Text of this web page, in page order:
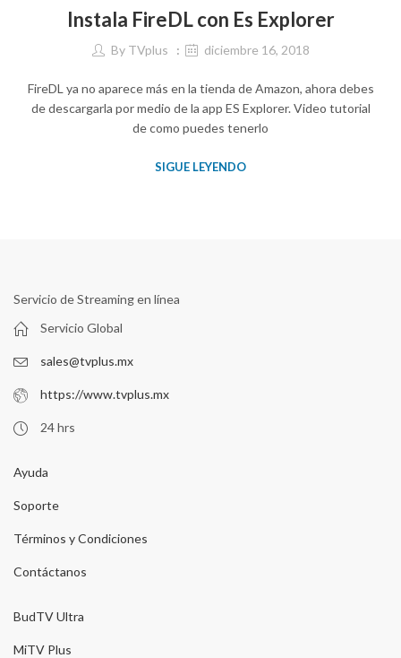
Instala FireDL con Es Explorer
By TVplus diciembre 16, 2018
FireDL ya no aparece más en la tienda de Amazon, ahora debes
de descargarla por medio de la app ES Explorer. Video tutorial
de como puedes tenerlo
SIGUE LEYENDO
Servicio de Streaming en línea
Servicio Global
sales@tvplus.mx
https://www.tvplus.mx
24 hrs
Ayuda
Soporte
Términos y Condiciones
Contáctanos
BudTV Ultra
MiTV Plus